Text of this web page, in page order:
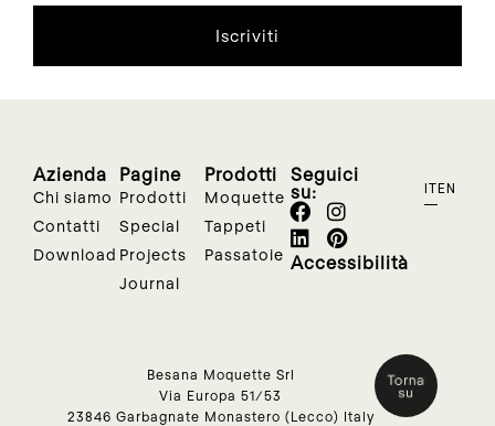
Iscriviti
Azienda
Chi siamo
Contatti
Download
Pagine
Prodotti
Special
Projects
Journal
Prodotti
Moquette
Tappeti
Passatoie
Seguici
su:
Accessibilità
IT EN
Besana Moquette Srl
Via Europa 51/53
23846 Garbagnate Monastero (Lecco) Italy